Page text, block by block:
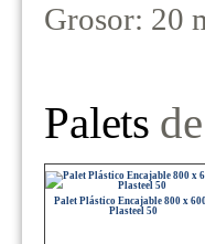
Grosor: 20
Palets
Palet Plástico Encajable 800 x
Plasteel 50